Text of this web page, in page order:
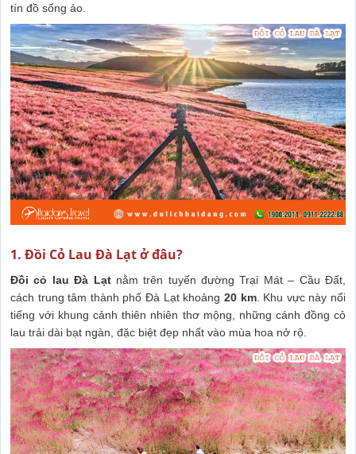
tín đồ sống ảo.
1. Đồi Cỏ Lau Đà Lạt ở đâu?
Đồi cỏ lau Đà Lạtnằm trên tuyến đường Trại Mát – Cầu Đất,
cách trung tâm thành phố Đà Lạt khoảng 20 km. Khu vực này nổi
tiếng với khung cảnh thiên nhiên thơ mộng, những cánh đồng cỏ
lau trải dài bạt ngàn, đặc biệt đẹp nhất vào mùa hoa nở rộ.